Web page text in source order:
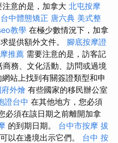
注意的是，加拿大 北屯按摩
台中體態矯正 唐六典 美式整
教學 在極少數情況下，加拿
提供額外文件。 腳底按摩證
推薦 需要注意的是，訪客記
務、文化活動、訪問或過境
站上找到有關簽證類型和申
外燴 有些國家的移民辦公室
證台中 在其他地方，您必須
必須在該日期之前離開加拿
的到期日期。 台中市按摩 拔
以在邊境出示它們。 台中 按